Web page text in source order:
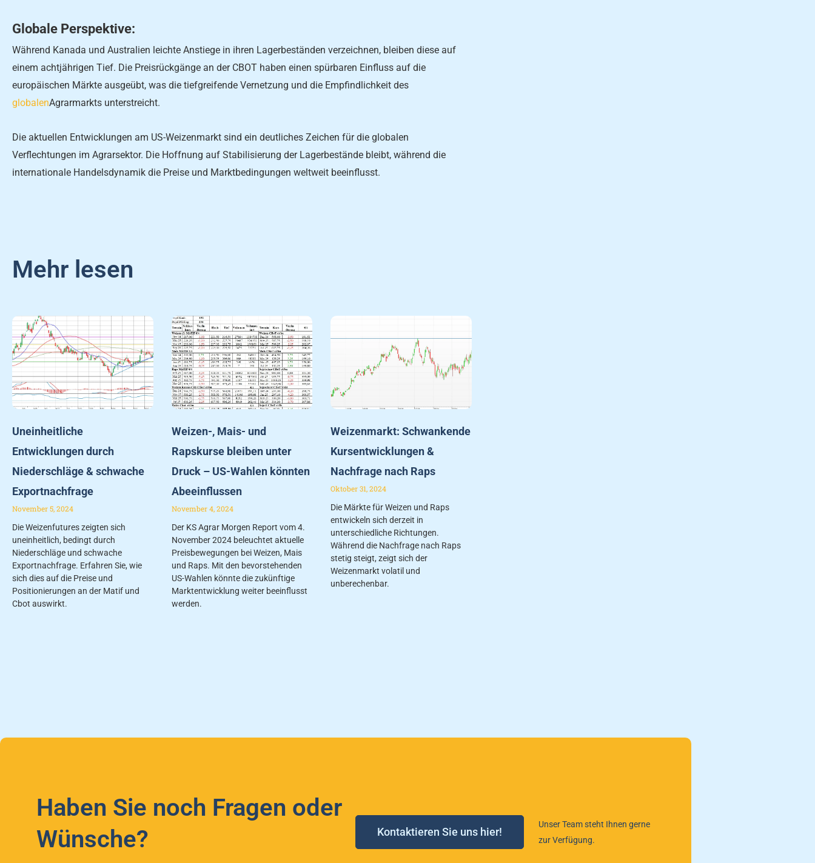
Globale Perspektive:
Während Kanada und Australien leichte Anstiege in ihren Lagerbeständen verzeichnen, bleiben diese auf
einem achtjährigen Tief. Die Preisrückgänge an der CBOT haben einen spürbaren Einfluss auf die
europäischen Märkte ausgeübt, was die tiefgreifende Vernetzung und die Empfindlichkeit des
globalenAgrarmarkts unterstreicht.
Die aktuellen Entwicklungen am US-Weizenmarkt sind ein deutliches Zeichen für die globalen
Verflechtungen im Agrarsektor. Die Hoffnung auf Stabilisierung der Lagerbestände bleibt, während die
internationale Handelsdynamik die Preise und Marktbedingungen weltweit beeinflusst.
Mehr lesen
Uneinheitliche
Entwicklungen durch
Niederschläge & schwache
Exportnachfrage
November 5, 2024
Die Weizenfutures zeigten sich
uneinheitlich, bedingt durch
Niederschläge und schwache
Exportnachfrage. Erfahren Sie, wie
sich dies auf die Preise und
Positionierungen an der Matif und
Cbot auswirkt.
Weizen-, Mais- und
Rapskurse bleiben unter
Druck – US-Wahlen könnten
Abeeinflussen
November 4, 2024
Der KS Agrar Morgen Report vom 4.
November 2024 beleuchtet aktuelle
Preisbewegungen bei Weizen, Mais
und Raps. Mit den bevorstehenden
US-Wahlen könnte die zukünftige
Marktentwicklung weiter beeinflusst
werden.
Weizenmarkt: Schwankende
Kursentwicklungen &
Nachfrage nach Raps
Oktober 31, 2024
Die Märkte für Weizen und Raps
entwickeln sich derzeit in
unterschiedliche Richtungen.
Während die Nachfrage nach Raps
stetig steigt, zeigt sich der
Weizenmarkt volatil und
unberechenbar.
Haben Sie noch Fragen oder
Wünsche?
Kontaktieren Sie uns hier!
Unser Team steht Ihnen gerne
zur Verfügung.